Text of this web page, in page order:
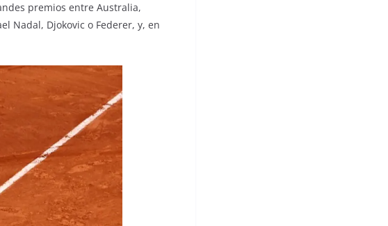
premios entre Australia,
Nadal, Djokovic o Federer, y, en